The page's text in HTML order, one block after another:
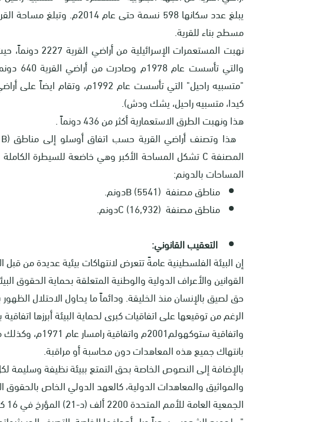
مسطح بناء للقرية.
نهبت
"متسبيه راحيل" التي تأسست عام
كيدا، متسبيه راحيل، يشك ودش).
هذا ونهبت الطرق الاستعمارية أكثر من 436 دونماً .
هذا وتصنف أراضي القرية حسب اتفاق أوسلو إلى مناطق (B
المصنفةC
المساحات بالدونم:
مناطق مصنفة B (5541)دونم.
مناطق مصنفة C (16,932)دونم.
التعقيب القانوني:
إن البيئة الفلسطينية عامةً تتعرض لانتهاكات بيئية عديدة من قبل
القوانين والأعراف الدولية والوطنية المتعلقة بحماية الحقوق
حق لصيق بالإنسان منذ الخليقة. ودائماً ما يحاول الاحتلال
واتفاقية
بانتهاك جميع هذه المعاهدات دون محاسبة أو مراقبة.
بالإضافة إلى النصوص الخاصة بحق التمتع ببيئة نظيفة
والمواثيق والمعاهدات الدولية، كالعهد الدولي الخاص بالحقوق
الجمعية العامة للأمم المتحدة 2200 ألف (د-21) المؤرخ في 16 كانون الأول / ديسمبر 1966 في المادة (1) البند (2):